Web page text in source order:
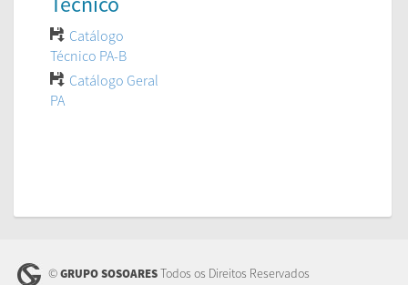
Catálogo
Técnico PA-B
Catálogo Geral
PA
©GRUPO SOSOARESTodos os Direitos Reservados